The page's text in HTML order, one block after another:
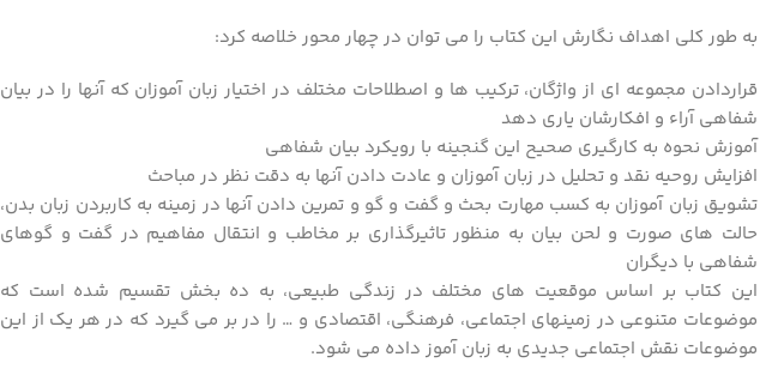
به طور کلی اهداف نگارش این کتاب را می توان در چهار محور خلاصه کرد:
قراردادن مجموعه ای از واژگان، ترکیب ها و اصطلاحات مختلف در اختیار زبان آموزان که آنها را در بیان
شفاهی آراء و افکارشان یاری دهد
آموزش نحوه به کارگیری صحیح این گنجینه با رویکرد بیان شفاهی
افزایش روحیه نقد و تحلیل در زبان آموزان و عادت دادن آنها به دقت نظر در مباحث
تشویق زبان آموزان به کسب مهارت بحث و گفت و گو و تمرین دادن آنها در زمینه به کاربردن زبان بدن،
حالت های صورت و لحن بیان به منظور تاثیرگذاری بر مخاطب و انتقال مفاهیم در گفت و گوهای
شفاهی با دیگران
این کتاب بر اساس موقعیت های مختلف در زندگی طبیعی، به ده بخش تقسیم شده است که
موضوعات متنوعی در زمینهای اجتماعی، فرهنگی، اقتصادی و … را در بر می گیرد که در هر یک از این
موضوعات نقش اجتماعی جدیدی به زبان آموز داده می شود.